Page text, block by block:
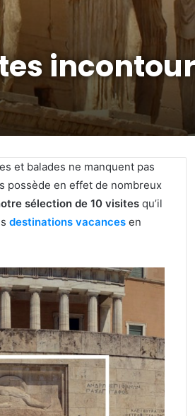
et balades ne manquent pas
possède en effet de nombreux
sélection de 10 visites qu’il
destinations vacances en